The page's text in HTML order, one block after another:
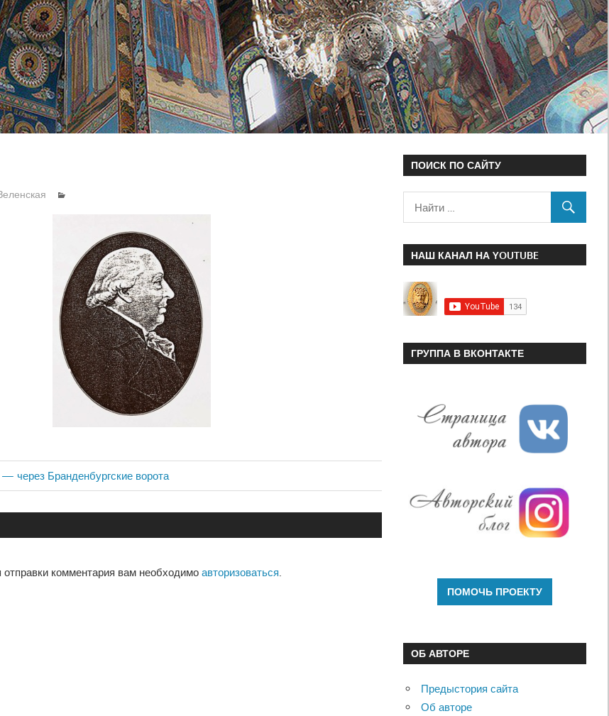
через Бранденбургские ворота
отправки комментария вам необходимо авторизоваться.
ПОИСК ПО САЙТУ
НАШ КАНАЛ НА YOUTUBE
ГРУППА В ВКОНТАКТЕ
ОБ АВТОРЕ
Предыстория сайта
Об авторе